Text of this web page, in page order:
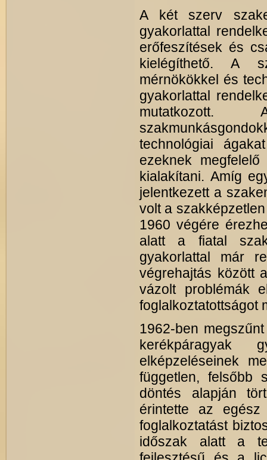
A két szerv
gyakorlattal
erőfeszítések és
kielégíthető. A
mérnökökkel és
gyakorlattal
mutatkozott.
technológiai
ezeknek
kialakítani. Amíg
jelentkezett a
volt a
1960 végére
alatt a fiatal
gyakorlattal már
végrehajtás között
vázolt problémák
foglalkoztatottságot
1962-ben
kerékpáragyak
elképzeléseinek
független, felsőbb
döntés alapján
érintette az
foglalkoztatást
időszak alatt a